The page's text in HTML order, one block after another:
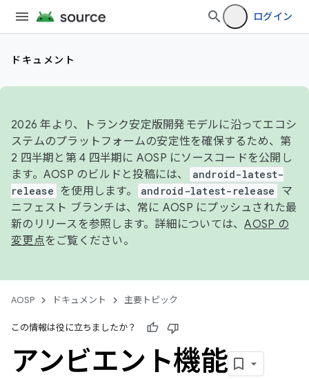
ログイン
ドキュメント
2026 年より、トランク安定版開発モデルに沿ってエコシ
ステムのプラットフォームの安定性を確保するため、第
2 四半期と第 4 四半期に AOSP にソースコードを公開し
ます。AOSP のビルドと投稿には、
android-latest-
release
を使用します。 android-latest-release
マ
ニフェスト ブランチは、常に AOSP にプッシュされた最
新のリリースを参照します。詳細については、AOSP の
変更点をご覧ください。
AOSP ドキュメント 主要トピック
この情報は役に立ちましたか？
アンビエント機能